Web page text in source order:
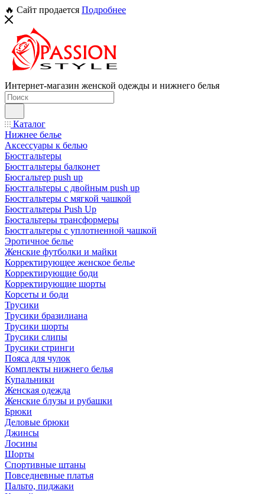
🔥 Сайт продается Подробнее
Интернет-магазин женской одежды и нижнего белья
Каталог
Нижнее белье
Аксессуары к белью
Бюстгальтеры
Бюстгальтеры балконет
Бюсгальтер push up
Бюстгальтеры с двойным push up
Бюстгальтеры с мягкой чашкой
Бюстгальтеры Push Up
Бюстальтеры трансформеры
Бюстгальтеры с уплотненной чашкой
Эротичное белье
Женские футболки и майки
Корректирующее женское белье
Корректирующие боди
Корректирующие шорты
Корсеты и боди
Трусики
Трусики бразилиана
Трусики шорты
Трусики слипы
Трусики стринги
Пояса для чулок
Комплекты нижнего белья
Купальники
Женская одежда
Женские блузы и рубашки
Брюки
Деловые брюки
Джинсы
Лосины
Шорты
Спортивные штаны
Повседневные платья
Пальто, пиджаки